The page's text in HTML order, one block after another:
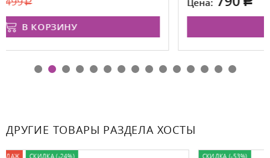
ДРУГИЕ ТОВАРЫ РАЗДЕЛА ХОСТЫ